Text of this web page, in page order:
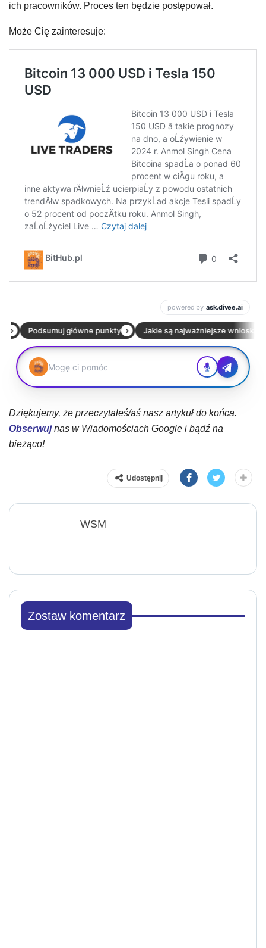
ich pracowników. Proces ten będzie postępował.
Może Cię zainteresuje:
Dziękujemy, że przeczytałeś/aś nasz artykuł do końca.
Obserwujnas w Wiadomościach Google i bądź na
bieżąco!
Udostępnij
WSM
Zostaw komentarz